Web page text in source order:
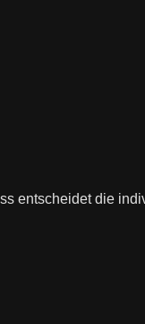
entscheidet die